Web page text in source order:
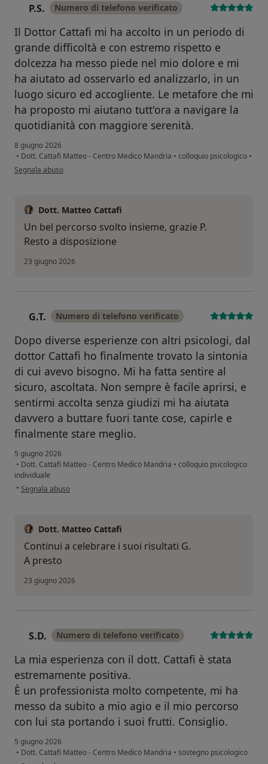
P.S. Numero di telefono verificato
Il Dottor Cattafi mi ha accolto in un periodo di
grande difficoltà e con estremo rispetto e
dolcezza ha messo piede nel mio dolore e mi
ha aiutato ad osservarlo ed analizzarlo, in un
luogo sicuro ed accogliente. Le metafore che mi
ha proposto mi aiutano tutt'ora a navigare la
quotidianità con maggiore serenità.
8 giugno 2026
• Dott. Cattafi Matteo - Centro Medico Mandria • colloquio psicologico •
secondo l'opinione dell'utente P.S.
Segnala abuso
Dott. Matteo Cattafi
Un bel percorso svolto insieme, grazie P.
Resto a disposizione
23 giugno 2026
G.T. Numero di telefono verificato
Dopo diverse esperienze con altri psicologi, dal
dottor Cattafi ho finalmente trovato la sintonia
di cui avevo bisogno. Mi ha fatta sentire al
sicuro, ascoltata. Non sempre è facile aprirsi, e
sentirmi accolta senza giudizi mi ha aiutata
davvero a buttare fuori tante cose, capirle e
finalmente stare meglio.
5 giugno 2026
• Dott. Cattafi Matteo - Centro Medico Mandria • colloquio psicologico
individuale
• secondo l'opinione dell'utente G.T.
Segnala abuso
Dott. Matteo Cattafi
Continui a celebrare i suoi risultati G.
A presto
23 giugno 2026
S.D. Numero di telefono verificato
La mia esperienza con il dott. Cattafi è stata
estremamente positiva.
È un professionista molto competente, mi ha
messo da subito a mio agio e il mio percorso
con lui sta portando i suoi frutti. Consiglio.
5 giugno 2026
• Dott. Cattafi Matteo - Centro Medico Mandria • sostegno psicologico